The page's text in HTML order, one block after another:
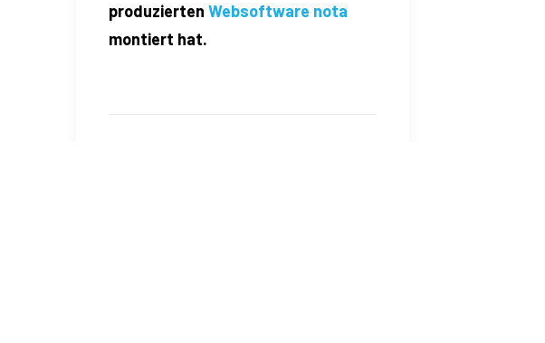
produzierten Websoftware nota
montiert hat.